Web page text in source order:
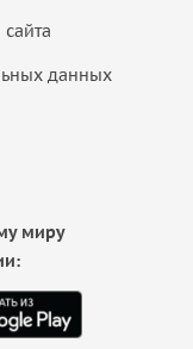
данных
миру